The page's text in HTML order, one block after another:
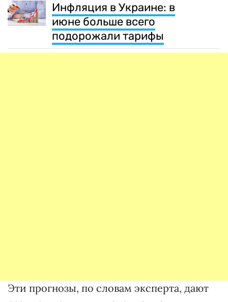
Инфляция в Украине: в
июне больше всего
подорожали тарифы
Эти прогнозы, по словам эксперта, дают